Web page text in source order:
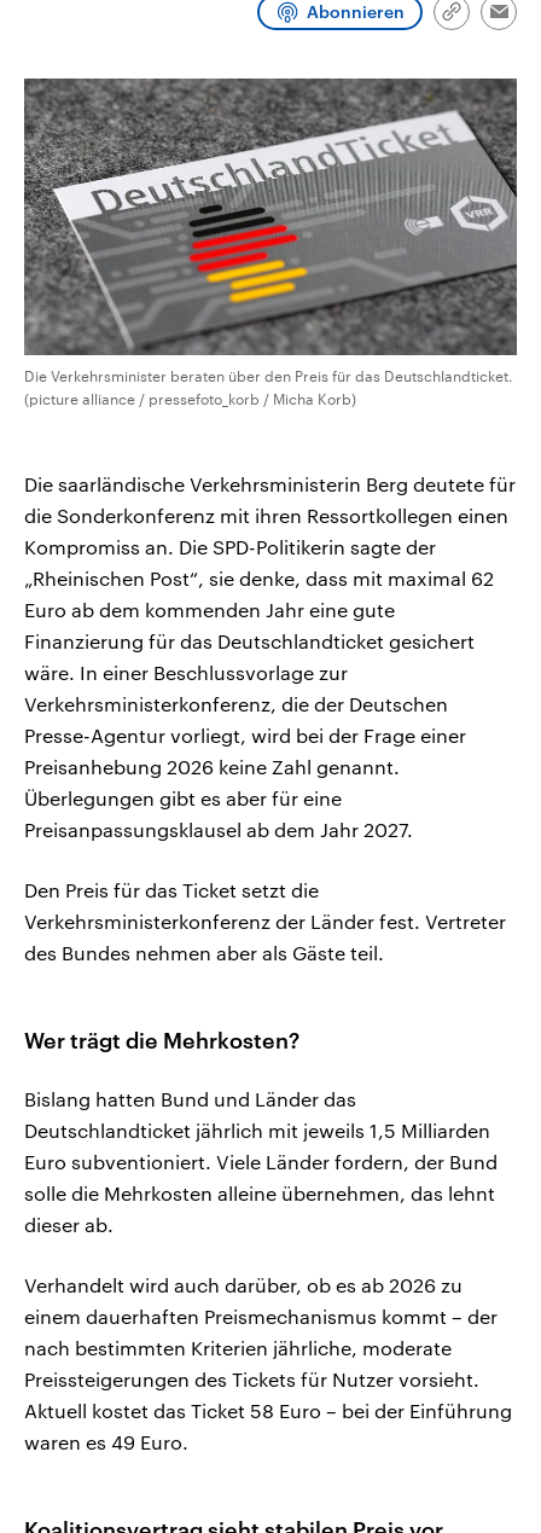
Abonnieren
Link
Die Verkehrsminister beraten über den Preis für das Deutschlandticket.
(picture alliance / pressefoto_korb / Micha Korb)
Die saarländische Verkehrsministerin Berg deutete für
die Sonderkonferenz mit ihren Ressortkollegen einen
Kompromiss an. Die SPD-Politikerin sagte der
„Rheinischen Post“, sie denke, dass mit maximal 62
Euro ab dem kommenden Jahr eine gute
Finanzierung für das Deutschlandticket gesichert
wäre. In einer Beschlussvorlage zur
Verkehrsministerkonferenz, die der Deutschen
Presse-Agentur vorliegt, wird bei der Frage einer
Preisanhebung 2026 keine Zahl genannt.
Überlegungen gibt es aber für eine
Preisanpassungsklausel ab dem Jahr 2027.
Den Preis für das Ticket setzt die
Verkehrsministerkonferenz der Länder fest. Vertreter
des Bundes nehmen aber als Gäste teil.
Wer trägt die Mehrkosten?
Bislang hatten Bund und Länder das
Deutschlandticket jährlich mit jeweils 1,5 Milliarden
Euro subventioniert. Viele Länder fordern, der Bund
solle die Mehrkosten alleine übernehmen, das lehnt
dieser ab.
Verhandelt wird auch darüber, ob es ab 2026 zu
einem dauerhaften Preismechanismus kommt – der
nach bestimmten Kriterien jährliche, moderate
Preissteigerungen des Tickets für Nutzer vorsieht.
Aktuell kostet das Ticket 58 Euro – bei der Einführung
waren es 49 Euro.